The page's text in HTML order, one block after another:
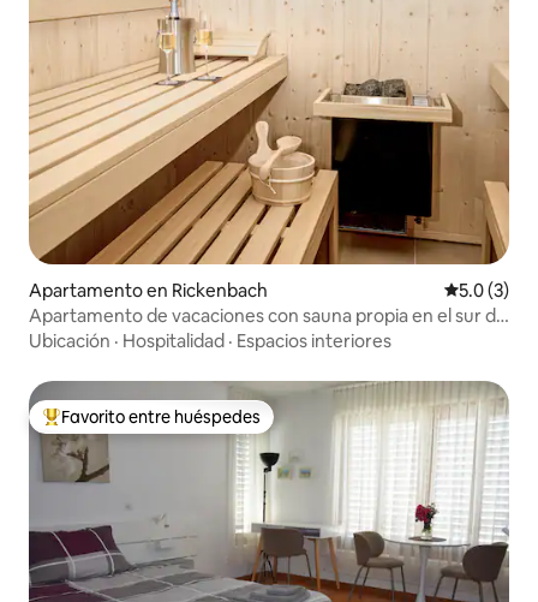
Apartamento en Rickenbach
5.0 (3)
Apartamento de vacaciones con sauna propia en el sur de
la Selva Negra
Ubicación · Hospitalidad · Espacios interiores
Favorito entre huéspedes preferido
Favorito entre huéspedes